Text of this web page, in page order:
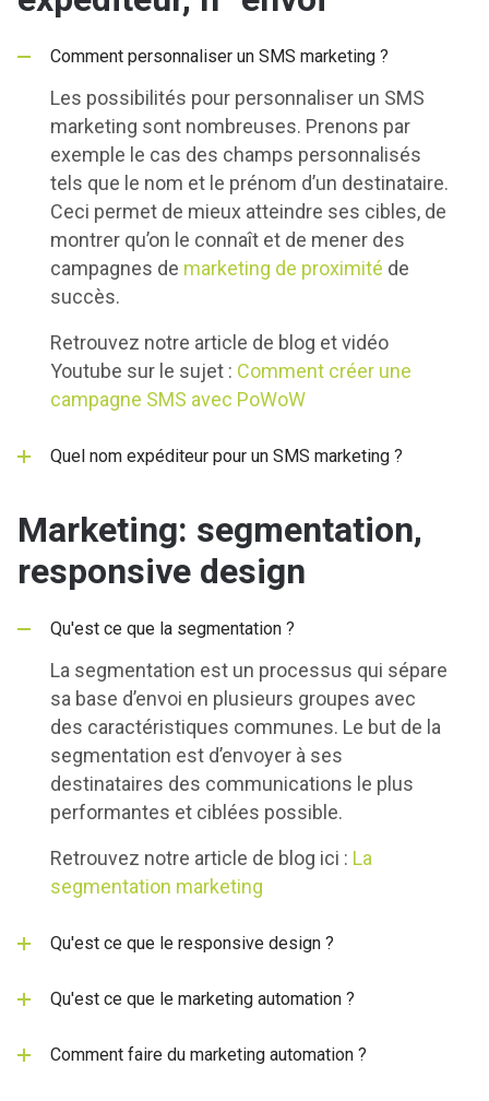
Comment personnaliser un SMS marketing ?
Les possibilités pour personnaliser un SMS
marketing sont nombreuses. Prenons par
exemple le cas des champs personnalisés
tels que le nom et le prénom d’un destinataire.
Ceci permet de mieux atteindre ses cibles, de
montrer qu’on le connaît et de mener des
campagnes de marketing de proximité de
succès.
Retrouvez notre article de blog et vidéo
Youtube sur le sujet : Comment créer une
campagne SMS avec PoWoW
Quel nom expéditeur pour un SMS marketing ?
Marketing: segmentation,
responsive design
Qu'est ce que la segmentation ?
La segmentation est un processus qui sépare
sa base d’envoi en plusieurs groupes avec
des caractéristiques communes. Le but de la
segmentation est d’envoyer à ses
destinataires des communications le plus
performantes et ciblées possible.
Retrouvez notre article de blog ici : La
segmentation marketing
Qu'est ce que le responsive design ?
Qu'est ce que le marketing automation ?
Comment faire du marketing automation ?